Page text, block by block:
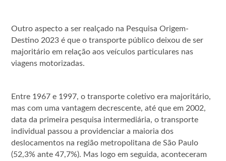
Outro aspecto a ser realçado na Pesquisa Origem-
Destino 2023 é que o transporte público deixou de ser
majoritário em relação aos veículos particulares nas
viagens motorizadas.
Entre 1967 e 1997, o transporte coletivo era majoritário,
mas com uma vantagem decrescente, até que em 2002,
data da primeira pesquisa intermediária, o transporte
individual passou a providenciar a maioria dos
deslocamentos na região metropolitana de São Paulo
(52,3% ante 47,7%). Mas logo em seguida, aconteceram